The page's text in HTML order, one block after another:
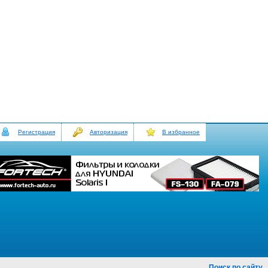
Регистрация Авторизация В избранное